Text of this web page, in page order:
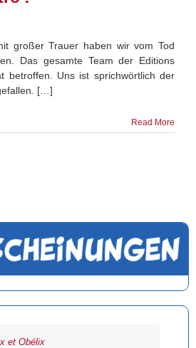
großer Trauer haben wir vom Tod
Das gesamte Team der Editions
betroffen. Uns ist sprichwörtlich der
[…]
Read More
et Obélix